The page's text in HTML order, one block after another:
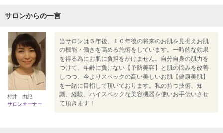
サロンからの一言
村井 由紀
サロンオーナー
当サロンは５年後、１０年後の将来のお肌を見据えお肌
の機能・働きを高める施術をしています。一時的な効果
を得る為にお肌に負担をかけません。自分自身の肌力を
つけて、年齢に負けない【予防美容】と肌の悩みを改善
しつつ、今よりスペックの高い美しいお肌【健康美肌】
を一緒に目指して頂いております。私の持つ技術、知
識、経験、ハイスペックな美容機器を使いお手伝いさせ
て頂きます！